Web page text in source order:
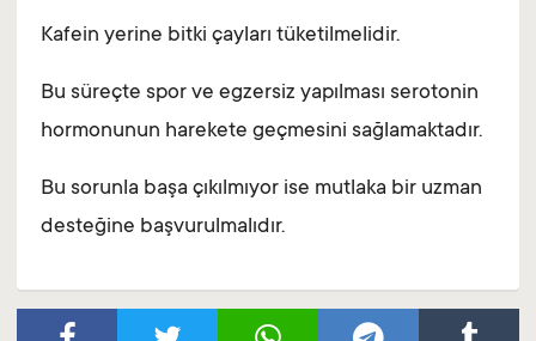
Kafein yerine bitki çayları tüketilmelidir.
Bu süreçte spor ve egzersiz yapılması serotonin
hormonunun harekete geçmesini sağlamaktadır.
Bu sorunla başa çıkılmıyor ise mutlaka bir uzman
desteğine başvurulmalıdır.